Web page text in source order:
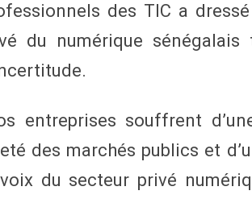
des TIC a
du numérique
entreprises souffrent
des marchés publics et
du secteur privé